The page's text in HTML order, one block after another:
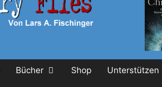
Bücher Shop Unterstützen